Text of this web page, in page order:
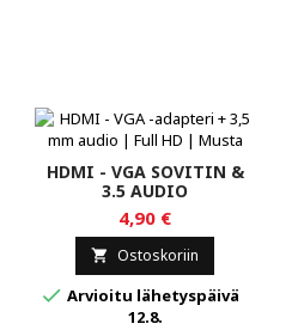
HDMI - VGA SOVITIN &
3.5 AUDIO
4,90 €
 Ostoskoriin
 Arvioitu lähetyspäivä
12.8.